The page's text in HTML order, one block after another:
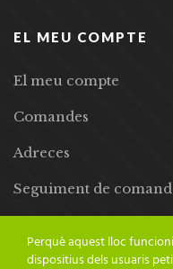
EL MEU COMPTE
El meu compte
Comandes
Adreces
Seguiment de
Perquè aquest lloc
dispositius dels usuaris